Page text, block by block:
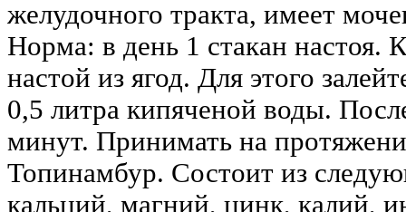
желудочного тракта, имеет
Норма: в день 1 стакан настоя.
настой из ягод. Для этого
0,5 литра кипяченой воды.
минут. Принимать на
Топинамбур. Состоит из
кальций, магний, цинк, калий,